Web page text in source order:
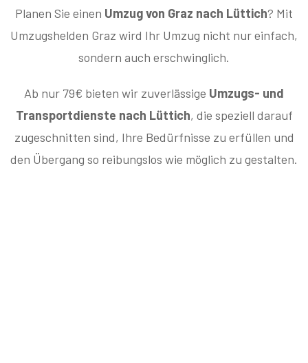
Planen Sie einen Umzug von Graz nach Lüttich? Mit
Umzugshelden Graz wird Ihr Umzug nicht nur einfach,
sondern auch erschwinglich.
Ab nur 79€ bieten wir zuverlässige Umzugs- und
Transportdienste nach Lüttich, die speziell darauf
zugeschnitten sind, Ihre Bedürfnisse zu erfüllen und
den Übergang so reibungslos wie möglich zu gestalten.